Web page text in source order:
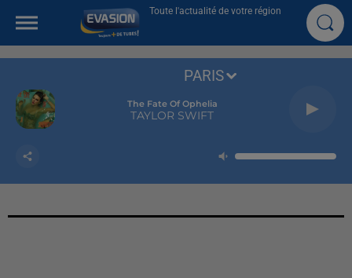
Toute l'actualité de votre région
The Fate Of Ophelia
TAYLOR SWIFT
PARIS